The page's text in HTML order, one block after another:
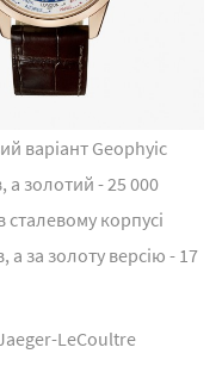
варіант Geophyic
а золотий - 25 000
корпусі
а за золоту версію - 17
LeCoultre